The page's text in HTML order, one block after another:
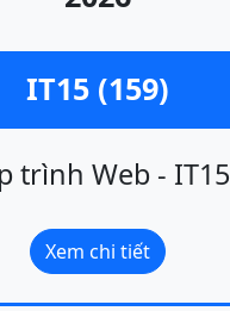
IT15 (159)
trình Web - IT15
Xem chi tiết